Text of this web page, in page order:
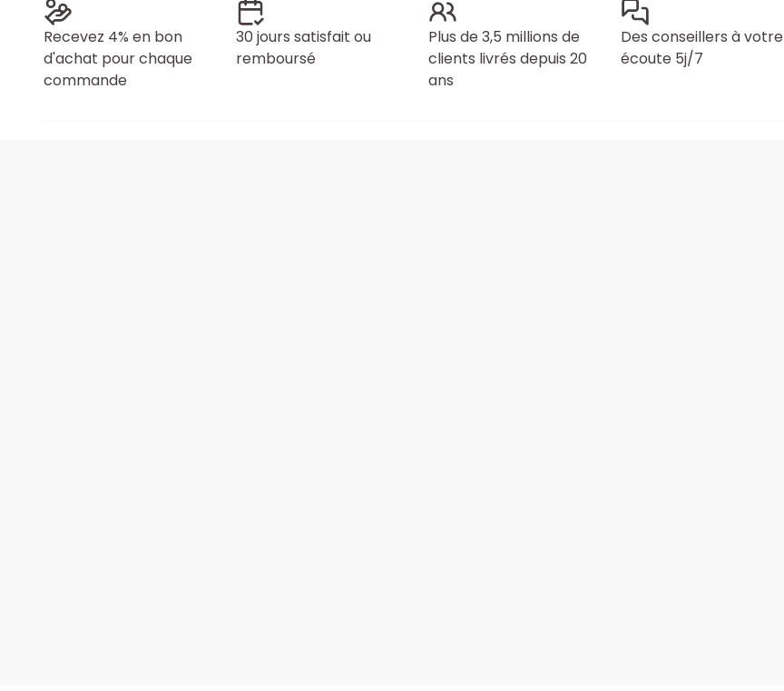
Recevez 4% en bon
d'achat pour chaque
commande
30 jours satisfait ou
remboursé
Plus de 3,5 millions de
clients livrés depuis 20
ans
Des conseillers à votre
écoute 5j/7